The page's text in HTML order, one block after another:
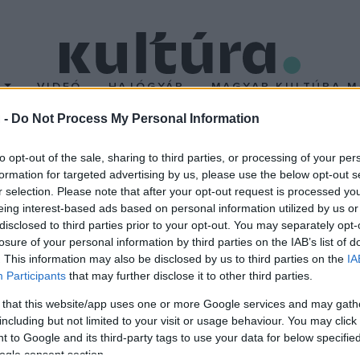
- Do Not Process My Personal Information
opt-out of the sale, sharing to third parties, or processing of your
for targeted advertising by us, please use the below opt-out
selection. Please note that after your opt-out request is processed
interest-based ads based on personal information utilized by us
to third parties prior to your opt-out. You may separately
of your personal information by third parties on the IAB’s list of
This information may also be disclosed by us to third parties on the
Participants that may further disclose it to other third parties.
that this website/app uses one or more Google services and may
but not limited to your visit or usage behaviour. You may
to Google and its third-party tags to use your data for below
consent section.
VIDEÓ HAJÓGYÁR MAGYAR KULTÚRA
– május 2.
jelentett be a Vígszínház
Rudolf Péter, Rost
és Radnai Márk
is kormánybiztos lesz,
ismét a színpadra áll ifj.
SZÍNPAD
„A stream óriási
előrelépés"
A novemberben indult
alapítójával, művészeti
Radnai Márkkal beszélgetett
Latte. Az interjúban szó